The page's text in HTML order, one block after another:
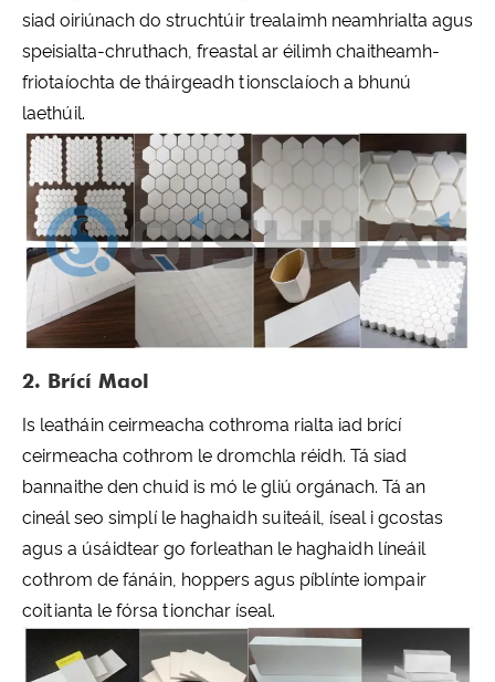
siad oiriúnach do struchtúir trealaimh neamhrialta agus
speisialta-chruthach, freastal ar éilimh chaitheamh-
friotaíochta de tháirgeadh tionsclaíoch a bhunú
laethúil.
2. Brící Maol
Is leatháin ceirmeacha cothroma rialta iad brící
ceirmeacha cothrom le dromchla réidh. Tá siad
bannaithe den chuid is mó le gliú orgánach. Tá an
cineál seo simplí le haghaidh suiteáil, íseal i gcostas
agus a úsáidtear go forleathan le haghaidh líneáil
cothrom de fánáin, hoppers agus píblínte iompair
coitianta le fórsa tionchar íseal.